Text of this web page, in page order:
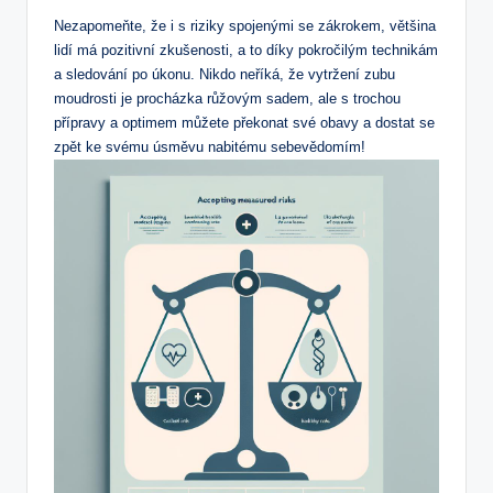
Nezapomeňte, ⁢že i s‌ riziky spojenými se zákrokem, většina
lidí má pozitivní zkušenosti, a ​to díky pokročilým ⁢technikám
a sledování po úkonu. Nikdo neříká, že vytržení zubu
moudrosti je procházka růžovým sadem, ale s trochou
přípravy​ a optimem můžete překonat své obavy a dostat ⁣se
zpět ke svému úsměvu nabitému sebevědomím!